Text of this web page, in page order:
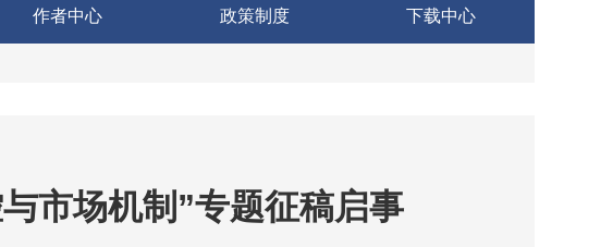
作者中心 政策制度 下载中心
市场机制”专题征稿启事